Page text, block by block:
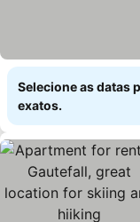
Selecione as datas
exatos.